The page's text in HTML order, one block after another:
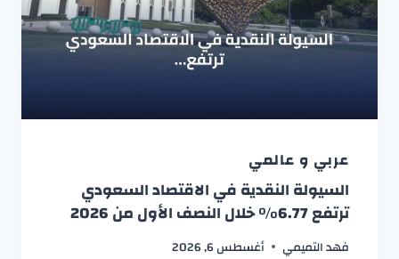
عربي و عالمي
السيولة النقدية في الاقتصاد السعودي
ترتفع 6.77% خلال النصف الأول من 2026
فهد التميمي أغسطس 6, 2026